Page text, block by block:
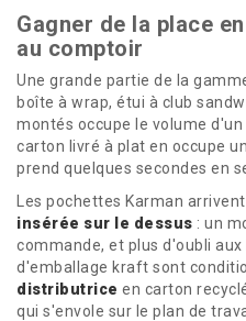
Gagner de la place
au comptoir
Une grande partie de la
boîte à wrap, étui à club
montés occupe le volume
carton livré à plat en occupe
prend quelques secondes en
Les pochettes Karman
insérée sur le dessus : un
commande, et plus d'oubli
d'emballage kraft sont
distributrice en carton
qui s'envole sur le plan de